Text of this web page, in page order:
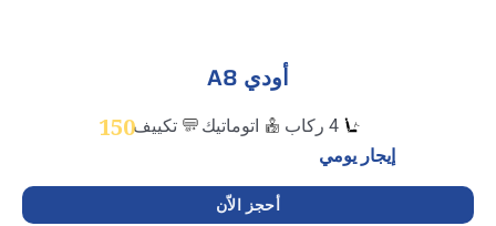
أودي A8
اتوماتيك
تكييف
إيجار يومي
150
أحجز الاّن